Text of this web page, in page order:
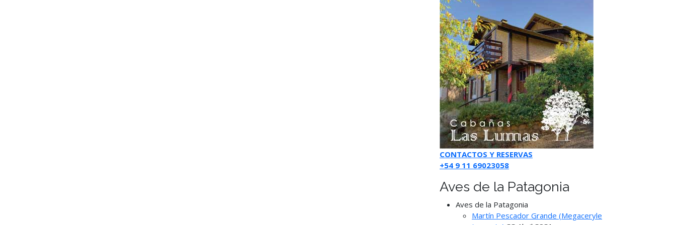
CONTACTOS Y RESERVAS
+54 9 11 69023058
Aves de la Patagonia
Aves de la Patagonia
Martín Pescador Grande (Megaceryle